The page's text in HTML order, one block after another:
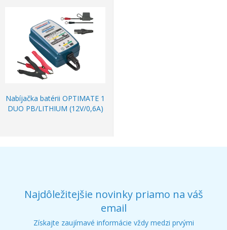
Nabíjačka batérii OPTIMATE 1
DUO PB/LITHIUM (12V/0,6A)
Najdôležitejšie novinky priamo na váš
email
Získajte zaujímavé informácie vždy medzi prvými